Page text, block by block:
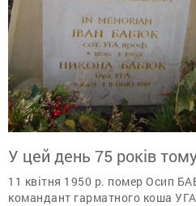
У цей день 75 років
11 квітня 1950 р. помер Осип
командант гарматного коша